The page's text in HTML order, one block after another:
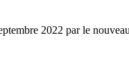
2022 par le